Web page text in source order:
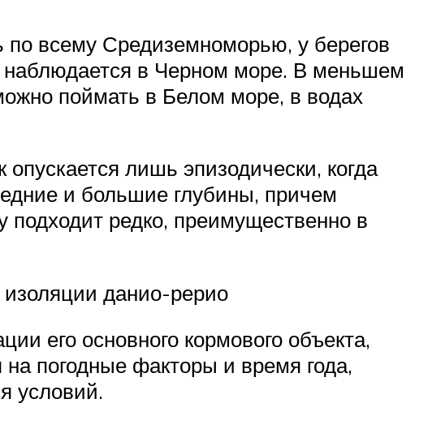
по всему Средиземноморью, у берегов
в Черном море. В меньшем
поймать в Белом море, в водах
лишь эпизодически, когда
и большие глубины, причем
подходит редко, преимущественно в
данио-рерио
его основного кормового объекта,
погодные факторы и время года,
условий.